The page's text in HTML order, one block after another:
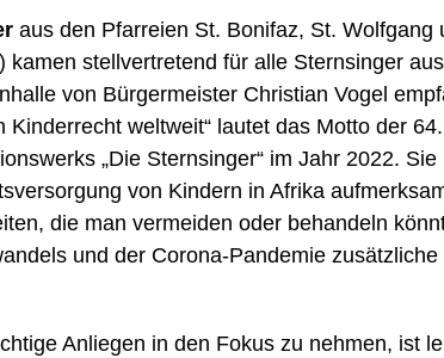
aus den Pfarreien St. Bonifaz, St. Wolfgang
kamen stellvertretend für alle Sternsinger
von Bürgermeister Christian Vogel
Kinderrecht weltweit“ lautet das Motto der
„Die Sternsinger“ im Jahr 2022.
von Kindern in Afrika
die man vermeiden oder behandeln
und der Corona-Pandemie
Anliegen in den Fokus zu nehmen, ist